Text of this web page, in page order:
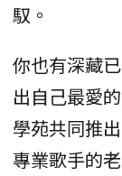
馭。
你也有深藏
出自己最愛
學苑共同推
專業歌手的